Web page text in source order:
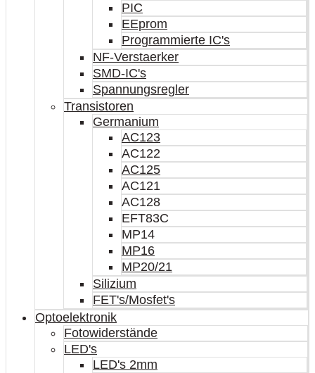
PIC
EEprom
Programmierte IC's
NF-Verstaerker
SMD-IC's
Spannungsregler
Transistoren
Germanium
AC123
AC122
AC125
AC121
AC128
EFT83C
MP14
MP16
MP20/21
Silizium
FET's/Mosfet's
Optoelektronik
Fotowiderstände
LED's
LED's 2mm